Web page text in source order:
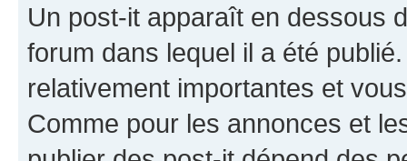
Un post-it apparaît en dessous
forum dans lequel il a été
relativement importantes et
Comme pour les annonces et